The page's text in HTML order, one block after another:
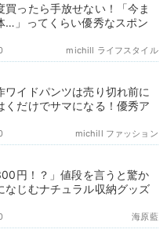
買ったら手放せない！「今ま
…」ってくらい優秀なスポン
michill ライフスタイル
ワイドパンツは売り切れ前に
だけでサマになる！優秀ア
michill ファッション
円！？」値段を言うと驚か
なじむナチュラル収納グッズ
海原藍